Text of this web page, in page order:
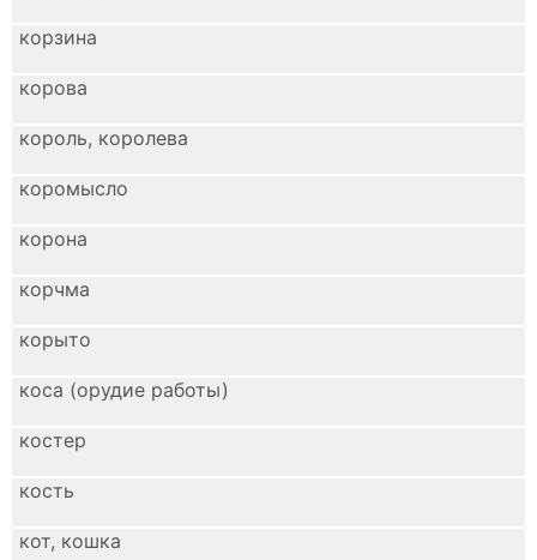
корзина
корова
король, королева
коромысло
корона
корчма
корыто
коса (орудие работы)
костер
кость
кот, кошка